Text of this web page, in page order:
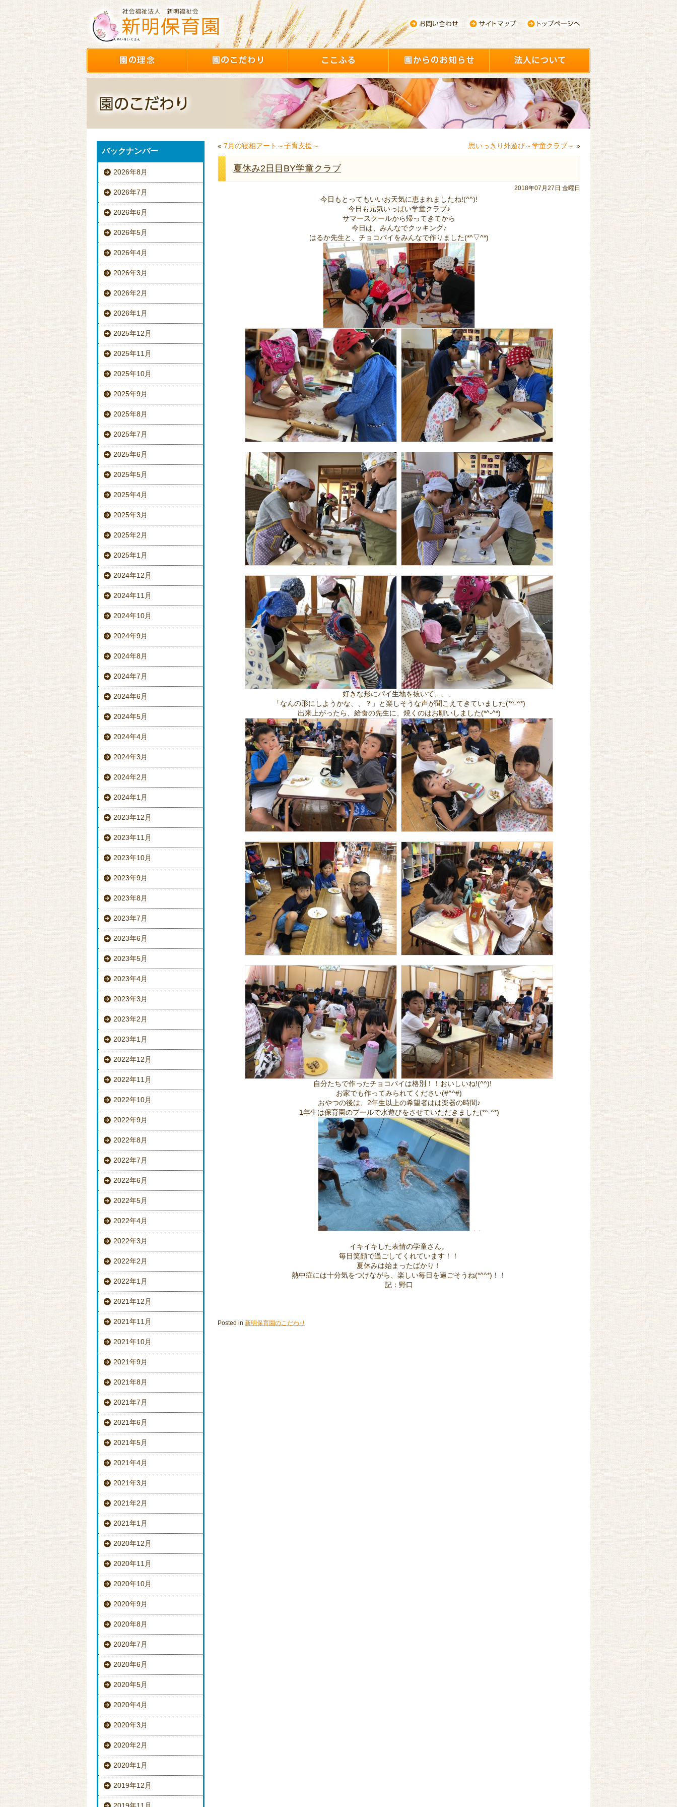
バックナンバー
2026年8月
2026年7月
2026年6月
2026年5月
2026年4月
2026年3月
2026年2月
2026年1月
2025年12月
2025年11月
2025年10月
2025年9月
2025年8月
2025年7月
2025年6月
2025年5月
2025年4月
2025年3月
2025年2月
2025年1月
2024年12月
2024年11月
2024年10月
2024年9月
2024年8月
2024年7月
2024年6月
2024年5月
2024年4月
2024年3月
2024年2月
2024年1月
2023年12月
2023年11月
2023年10月
2023年9月
2023年8月
2023年7月
2023年6月
2023年5月
2023年4月
2023年3月
2023年2月
2023年1月
2022年12月
2022年11月
2022年10月
2022年9月
2022年8月
2022年7月
2022年6月
2022年5月
2022年4月
2022年3月
2022年2月
2022年1月
2021年12月
2021年11月
2021年10月
2021年9月
2021年8月
2021年7月
2021年6月
2021年5月
2021年4月
2021年3月
2021年2月
2021年1月
2020年12月
2020年11月
2020年10月
2020年9月
2020年8月
2020年7月
2020年6月
2020年5月
2020年4月
2020年3月
2020年2月
2020年1月
2019年12月
« 7月の寝相アート～子育支援～ 思いっきり外遊び～学童クラブ～ »
夏休み2日目BY学童クラブ
2018年07月27日 金曜日
今日もとってもいいお天気に恵まれましたね!(^^)!
今日も元気いっぱい学童クラブ♪
サマースクールから帰ってきてから
今日は、みんなでクッキング♪
はるか先生と、チョコパイをみんなで作りました(*^▽^*)
好きな形にパイ生地を抜いて、、、
「なんの形にしようかな、、？」と楽しそうな声が聞こえてきていました(*^-^*)
出来上がったら、給食の先生に、焼くのはお願いしました(*^-^*)
自分たちで作ったチョコパイは格別！！おいしいね!(^^)!
お家でも作ってみられてください(#^^#)
おやつの後は、2年生以上の希望者はは楽器の時間♪
1年生は保育園のプールで水遊びをさせていただきました(*^-^*)
イキイキした表情の学童さん。
毎日笑顔で過ごしてくれています！！
夏休みは始まったばかり！
熱中症には十分気をつけながら、楽しい毎日を過ごそうね(*^^*)！！
記：野口
Posted in 新明保育園のこだわり